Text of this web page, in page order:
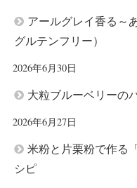
アールグレイ香る～
グルテンフリー）
2026年6月30日
大粒ブルーベリーの
2026年6月27日
米粉と片栗粉で作る
シピ